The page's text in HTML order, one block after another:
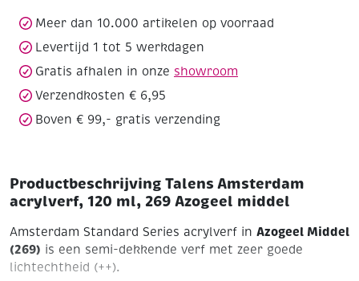
Azogeel
middel
Meer dan 10.000 artikelen op voorraad
Levertijd 1 tot 5 werkdagen
Gratis afhalen in onze showroom
Verzendkosten € 6,95
Boven € 99,- gratis verzending
Productbeschrijving Talens Amsterdam
acrylverf, 120 ml, 269 Azogeel middel
Amsterdam Standard Series acrylverf in Azogeel Middel
(269) is een semi-dekkende verf met zeer goede
lichtechtheid (++).